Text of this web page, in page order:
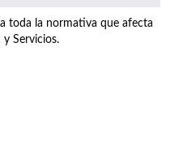
toda la normativa que afecta
Servicios.